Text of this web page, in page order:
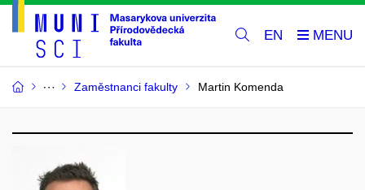
EN
Zaměstnanci fakulty Martin Komenda